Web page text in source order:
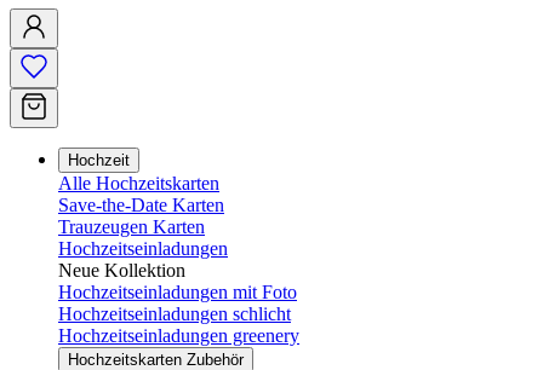
Hochzeit
Alle Hochzeitskarten
Save-the-Date Karten
Trauzeugen Karten
Hochzeitseinladungen
Neue Kollektion
Hochzeitseinladungen mit Foto
Hochzeitseinladungen schlicht
Hochzeitseinladungen greenery
Hochzeitskarten Zubehör